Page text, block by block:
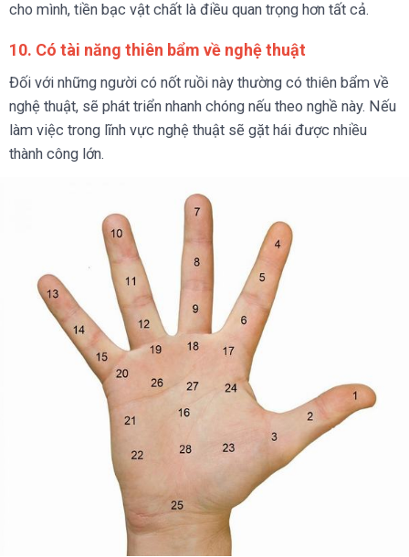
cho mình, tiền bạc vật chất là điều quan trọng hơn tất cả.
10. Có tài năng thiên bẩm về nghệ thuật
Đối với những người có nốt ruồi này thường có thiên bẩm về
nghệ thuật, sẽ phát triển nhanh chóng nếu theo nghề này. Nếu
làm việc trong lĩnh vực nghệ thuật sẽ gặt hái được nhiều
thành công lớn.